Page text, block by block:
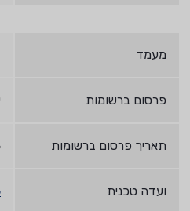
מעמד
פרסום ברשומות
תאריך פרסום ברשומות
ועדה טכנית